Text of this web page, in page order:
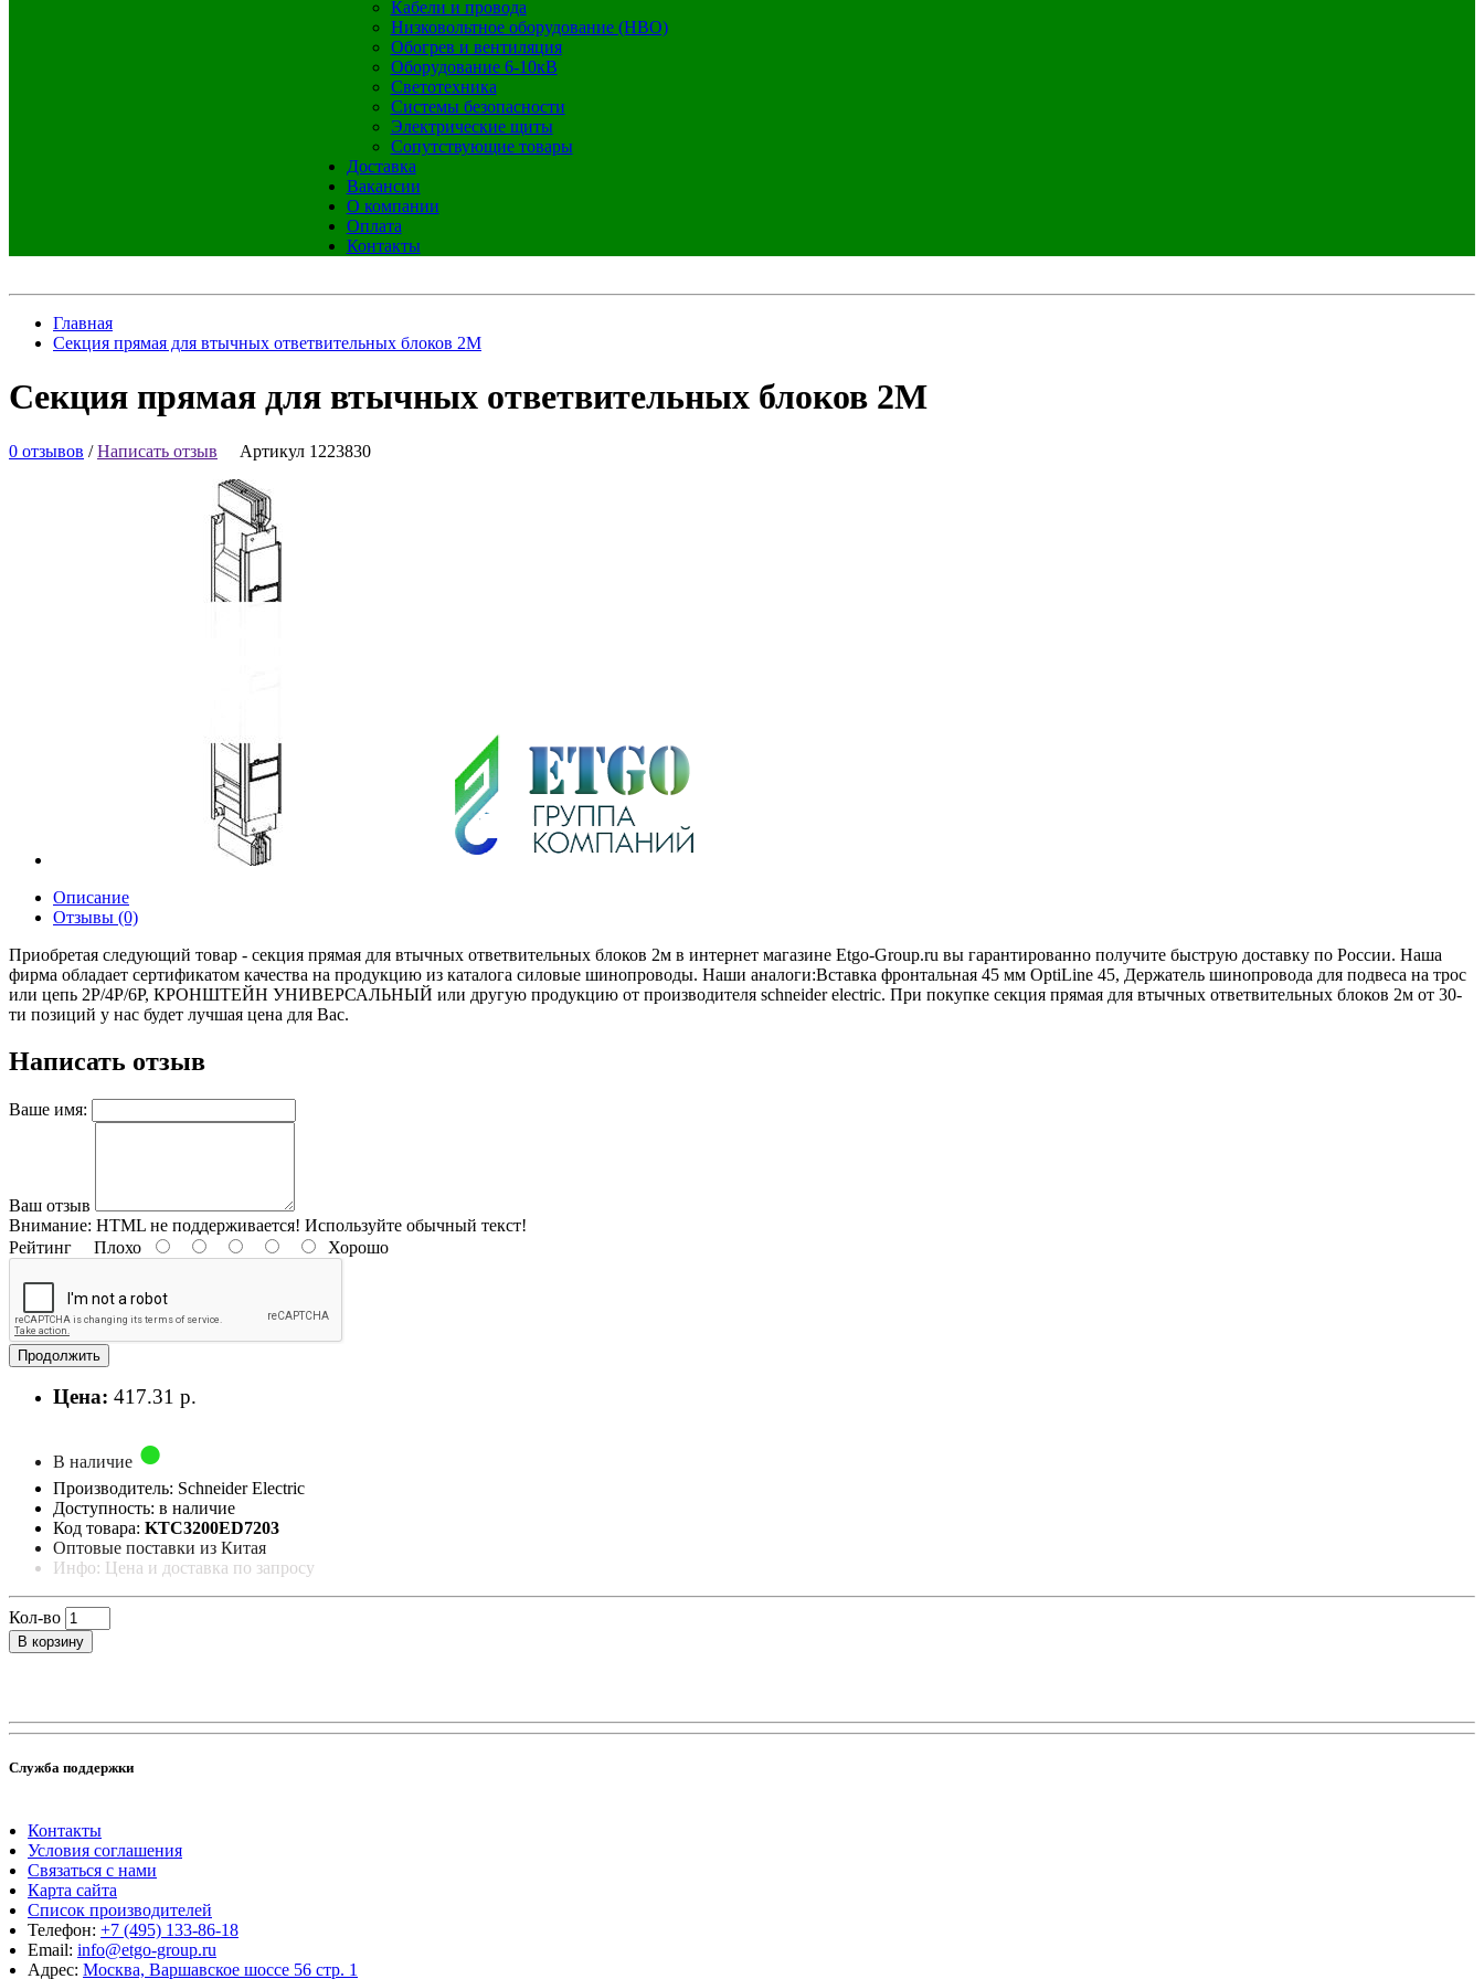
Кабели и провода
Низковольтное оборудование (НВО)
Обогрев и вентиляция
Оборудование 6-10кВ
Светотехника
Системы безопасности
Электрические щиты
Сопутствующие товары
Доставка
Вакансии
О компании
Оплата
Контакты
Главная
Секция прямая для втычных ответвительных блоков 2М
Секция прямая для втычных ответвительных блоков 2М
0 отзывов /Написать отзыв Артикул 1223830
Описание
Отзывы (0)
Приобретая следующий товар - секция прямая для втычных ответвительных блоков 2м в интернет магазине Etgo-Group.ru вы гарантированно получите быструю доставку по России. Наша
фирма обладает сертификатом качества на продукцию из каталога силовые шинопроводы. Наши аналоги:Вставка фронтальная 45 мм OptiLine 45, Держатель шинопровода для подвеса на трос
или цепь 2P/4P/6P, КРОНШТЕЙН УНИВЕРСАЛЬНЫЙ или другую продукцию от производителя schneider electric. При покупке секция прямая для втычных ответвительных блоков 2м от 30-
ти позиций у нас будет лучшая цена для Вас.
Написать отзыв
Ваше имя:
Ваш отзыв
Внимание: HTML не поддерживается! Используйте обычный текст!
Рейтинг Плохо Хорошо
Продолжить
Цена: 417.31 р.
В наличие
Производитель: Schneider Electric
Доступность: в наличие
Код товара: KTC3200ED7203
Оптовые поставки из Китая
Инфо: Цена и доставка по запросу
Кол-во
В корзину
Служба поддержки
Контакты
Условия соглашения
Связаться с нами
Карта сайта
Список производителей
Телефон: +7 (495) 133-86-18
Email: info@etgo-group.ru
Адрес: Москва, Варшавское шоссе 56 стр. 1